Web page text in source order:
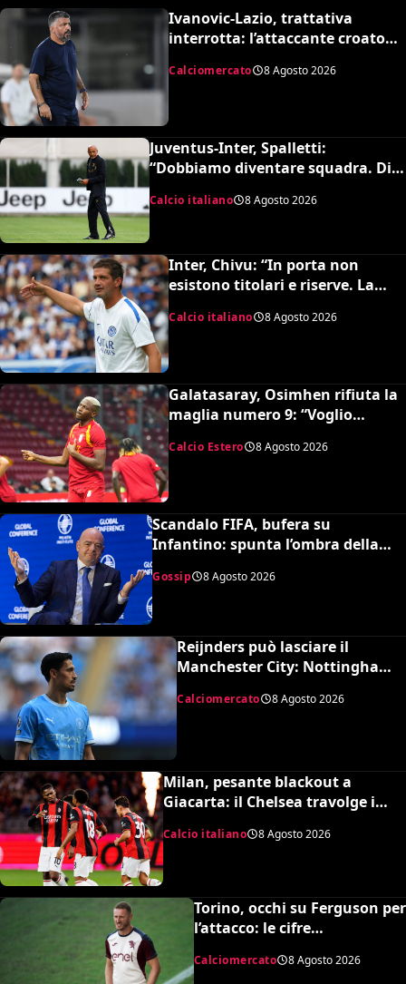
Ivanovic-Lazio, trattativa
interrotta: l’attaccante croato
Calciomercato 8 Agosto 2026
Juventus-Inter, Spalletti:
“Dobbiamo diventare squadra. Di
Gregorio? Cose che possono
capitare”
Calcio italiano 8 Agosto 2026
Inter, Chivu: “In porta non
esistono titolari e riserve. La
Calcio italiano 8 Agosto 2026
Galatasaray, Osimhen rifiuta la
maglia numero 9: “Voglio
Calcio Estero 8 Agosto 2026
Scandalo FIFA, bufera su
Infantino: spunta l’ombra della
UEFA
Gossip 8 Agosto 2026
Reijnders può lasciare il
Manchester City: Nottingham
Calciomercato 8 Agosto 2026
Milan, pesante blackout a
Giacarta: il Chelsea travolge i
rossoneri 3-0 in amichevole
Calcio italiano 8 Agosto 2026
Torino, occhi su Ferguson per
l’attacco: le cifre
Calciomercato 8 Agosto 2026